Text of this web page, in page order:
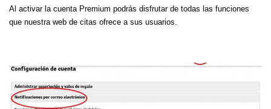
Al activar la cuenta Premium podrás disfrutar de todas las funciones
que nuestra web de citas ofrece a sus usuarios.